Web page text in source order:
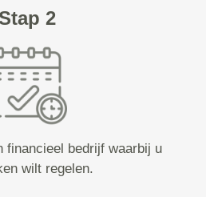
Stap 2
financieel bedrijf waarbij u
wilt regelen.